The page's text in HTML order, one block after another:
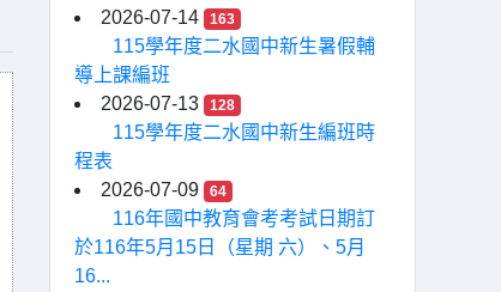
2026-07-14
163
115學年度二水國中新生暑假輔
導上課編班
2026-07-13
128
115學年度二水國中新生編班時
程表
2026-07-09
64
116年國中教育會考考試日期訂
於116年5月15日（星期 六）、5月
16...